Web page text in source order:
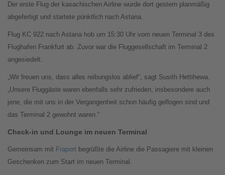
Der erste Flug der kasachischen Airline wurde dort gestern planmäßig
abgefertigt und startete pünktlich nach Astana.
Flug KC 922 nach Astana hob um 15:30 Uhr vom neuen Terminal 3 des
Flughafen Frankfurt ab. Zuvor war die Fluggesellschaft im Terminal 2
angesiedelt.
„Wir freuen uns, dass alles reibungslos ablief“, sagt Susith Hettihewa.
„Unsere Fluggäste waren ebenfalls sehr zufrieden, insbesondere auch
jene, die mit uns in der Vergangenheit schon häufig geflogen sind und
das Terminal 2 gewohnt waren.“
Check-in und Lounge im neuen Terminal
Gemeinsam mit Fraport begrüßte die Airline die Passagiere mit kleinen
Geschenken zum Start im neuen Terminal.